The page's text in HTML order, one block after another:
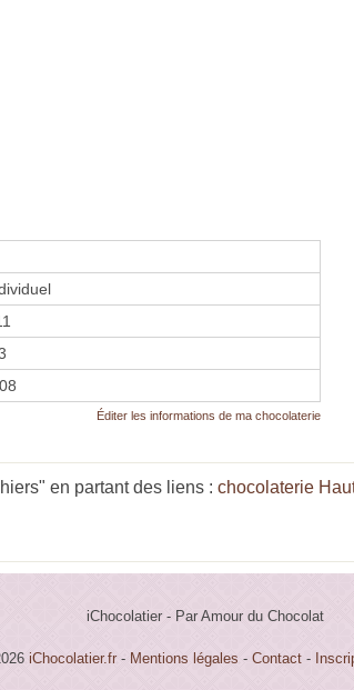
Éditer les informations de ma chocolaterie
en partant des liens : chocolaterie
iChocolatier - Par Amour du Chocolat
iChocolatier.fr - Mentions légales - Contact-